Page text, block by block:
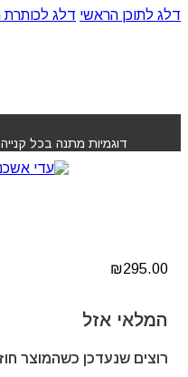
דלג לתוכן הראשי דלג לכותרת
דוגמיות מתנה בכל קנייה
מסלסל שיער
₪295.00
המלאי אזל
רוצים שנעדכן כשהמוצר